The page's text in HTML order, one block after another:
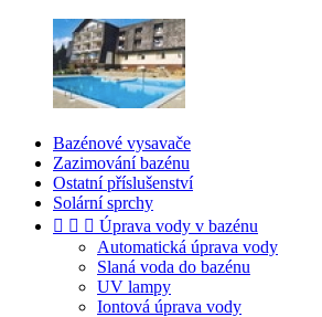
Bazénové vysavače
Zazimování bazénu
Ostatní příslušenství
Solární sprchy
   Úprava vody v bazénu
Automatická úprava vody
Slaná voda do bazénu
UV lampy
Iontová úprava vody